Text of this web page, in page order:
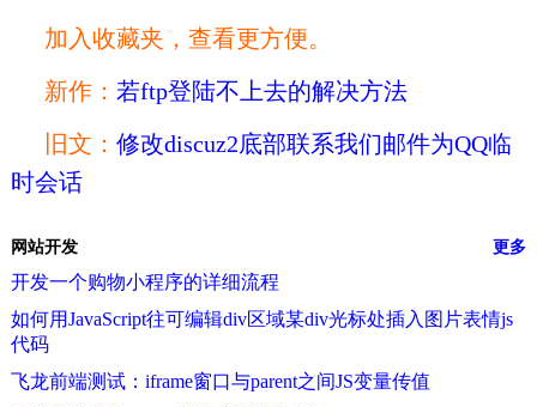
加入收藏夹，查看更方便。
新作： 若ftp登陆不上去的解决方法
旧文： 修改discuz2底部联系我们邮件为QQ临
时会话
网站开发 更多
开发一个购物小程序的详细流程
如何用JavaScript往可编辑div区域某div光标处插入图片表情js
代码
飞龙前端测试：iframe窗口与parent之间JS变量传值